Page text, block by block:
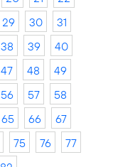
29 30
31
38 39
40
47 48
49
56 57
58
65 66
67
75 76
77